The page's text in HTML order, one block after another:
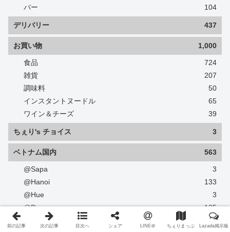
バー
104
デリバリー 437
お買い物 1,000
食品
724
雑貨
207
調味料
50
インスタントヌードル
65
ワイン＆チーズ
39
ちぇり's チョイス 3
ベトナム国内 563
@Sapa
3
@Hanoi
133
@Hue
3
@Danang
135
@Hoi An
41
前の記事 次の記事 目次へ シェア LINE＠ ちぇりまっぷ Lazada掲示板